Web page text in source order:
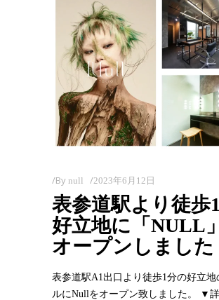
By null 2023年6月12日
表参道駅より徒歩
好立地に「NULL
オープンしました
表参道駅A1出口より徒歩1分の好立地
ルにNullをオープン致しました。 ▼